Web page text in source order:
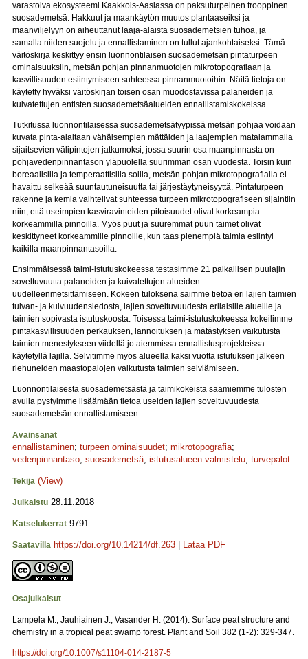
varastoiva ekosysteemi Kaakkois-Aasiassa on paksuturpeinen trooppinen
suosademetsä. Hakkuut ja maankäytön muutos plantaaseiksi ja
maanviljelyyn on aiheuttanut laaja-alaista suosademetsien tuhoa, ja
samalla niiden suojelu ja ennallistaminen on tullut ajankohtaiseksi. Tämä
väitöskirja keskittyy ensin luonnontilaisen suosademetsän pintaturpeen
ominaisuuksiin, metsän pohjan pinnanmuotojen mikrotopografiaan ja
kasvillisuuden esiintymiseen suhteessa pinnanmuotoihin. Näitä tietoja on
käytetty hyväksi väitöskirjan toisen osan muodostavissa palaneiden ja
kuivatettujen entisten suosademetsäalueiden ennallistamiskokeissa.
Tutkitussa luonnontilaisessa suosademetsätyypissä metsän pohjaa voidaan
kuvata pinta-alaltaan vähäisempien mättäiden ja laajempien matalammalla
sijaitsevien välipintojen jatkumoksi, jossa suurin osa maanpinnasta on
pohjavedenpinnantason yläpuolella suurimman osan vuodesta. Toisin kuin
boreaalisilla ja temperaattisilla soilla, metsän pohjan mikrotopografialla ei
havaittu selkeää suuntautuneisuutta tai järjestäytyneisyyttä. Pintaturpeen
rakenne ja kemia vaihtelivat suhteessa turpeen mikrotopografiseen sijaintiin
niin, että useimpien kasviravinteiden pitoisuudet olivat korkeampia
korkeammilla pinnoilla. Myös puut ja suuremmat puun taimet olivat
keskittyneet korkeammille pinnoille, kun taas pienempiä taimia esiintyi
kaikilla maanpinnantasoilla.
Ensimmäisessä taimi-istutuskokeessa testasimme 21 paikallisen puulajin
soveltuvuutta palaneiden ja kuivatettujen alueiden
uudelleenmetsittämiseen. Kokeen tuloksena saimme tietoa eri lajien taimien
tulvan- ja kuivuudensiedosta, lajien soveltuvuudesta erilaisille alueille ja
taimien sopivasta istutuskoosta. Toisessa taimi-istutuskokeessa kokeilimme
pintakasvillisuuden perkauksen, lannoituksen ja mätästyksen vaikutusta
taimien menestykseen viidellä jo aiemmissa ennallistusprojekteissa
käytetyllä lajilla. Selvitimme myös alueella kaksi vuotta istutuksen jälkeen
riehuneiden maastopalojen vaikutusta taimien selviämiseen.
Luonnontilaisesta suosademetsästä ja taimikokeista saamiemme tulosten
avulla pystyimme lisäämään tietoa useiden lajien soveltuvuudesta
suosademetsän ennallistamiseen.
Avainsanat
ennallistaminen; turpeen ominaisuudet; mikrotopografia;
vedenpinnantaso; suosademetsä; istutusalueen valmistelu; turvepalot
Tekijä (View)
Julkaistu 28.11.2018
Katselukerrat 9791
Saatavilla https://doi.org/10.14214/df.263 Lataa PDF
Osajulkaisut
Lampela M., Jauhiainen J., Vasander H. (2014). Surface peat structure and
chemistry in a tropical peat swamp forest. Plant and Soil 382 (1-2): 329-347.
https://doi.org/10.1007/s11104-014-2187-5